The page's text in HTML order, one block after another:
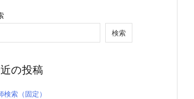
検索
の投稿
検索（固定）